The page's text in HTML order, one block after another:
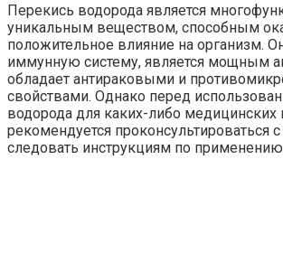
Перекись водорода является
уникальным веществом, способным
положительное влияние на организм.
иммунную систему, является мощным
обладает антираковыми и
свойствами. Однако перед
водорода для каких-либо медицинских
рекомендуется проконсультироваться
следовать инструкциям по